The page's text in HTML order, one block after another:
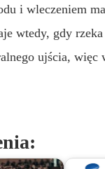
i wleczeniem
wtedy, gdy rzeka
ujścia, więc